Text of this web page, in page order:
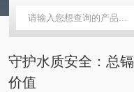
守护水质安全：总
价值